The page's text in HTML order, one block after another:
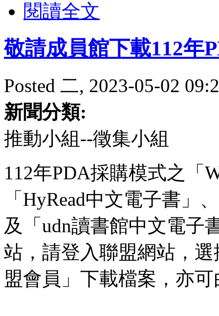
閱讀全文
敬請成員館下載112年
Posted 二, 2023-05-02
新聞分類:
推動小組--徵集小組
112年PDA採購模式之「
「HyRead中文電子書」
及「udn讀書館中文電子
站，請登入聯盟網站，
盟會員」下載檔案，亦可